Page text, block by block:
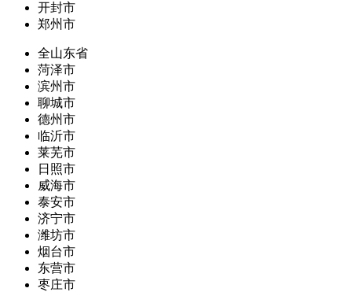
开封市
郑州市
全山东省
菏泽市
滨州市
聊城市
德州市
临沂市
莱芜市
日照市
威海市
泰安市
济宁市
潍坊市
烟台市
东营市
枣庄市